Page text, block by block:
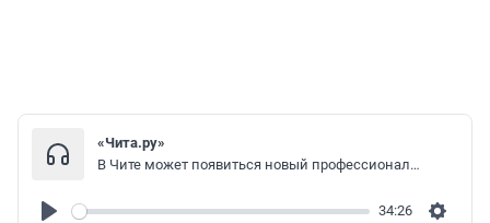
«Чита.ру»
В Чите может появиться новый профессиональный ФК — его возглавит основатель частной спортшколы
34:26